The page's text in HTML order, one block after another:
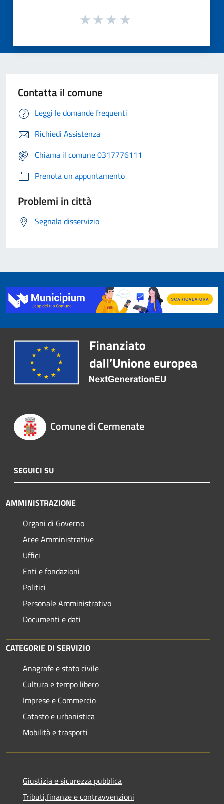
Contatta il comune
Leggi le domande frequenti
Richiedi Assistenza
Chiama il comune 0317776111
Prenota un appuntamento
Problemi in città
Segnala disservizio
Comune di Cermenate
SEGUICI SU
AMMINISTRAZIONE
Organi di Governo
Aree Amministrative
Uffici
Enti e fondazioni
Politici
Personale Amministrativo
Documenti e dati
CATEGORIE DI SERVIZIO
Anagrafe e stato civile
Cultura e tempo libero
Imprese e Commercio
Catasto e urbanistica
Mobilità e trasporti
Giustizia e sicurezza pubblica
Tributi,finanze e contravvenzioni